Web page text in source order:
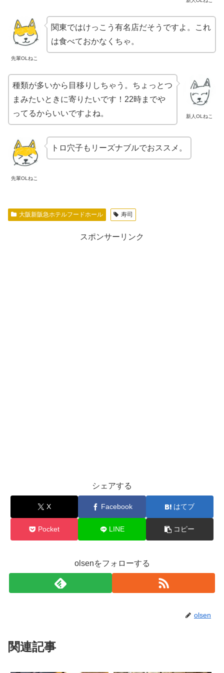
先輩OLねこ
関東ではけっこう有名店だそうですよ。これ
は食べておかなくちゃ。
新人OLねこ
種類が多いから目移りしちゃう。ちょっとつ
まみたいときに寄りたいです！22時までや
ってるからいいですよね。
先輩OLねこ
トロ穴子もリーズナブルでおススメ。
大阪新阪急ホテルフードホール 寿司
スポンサーリンク
シェアする
X Facebook はてブ
Pocket LINE コピー
olsenをフォローする
olsen
関連記事